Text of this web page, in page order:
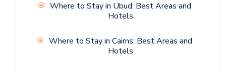
Where to Stay in Ubud: Best Areas and
Hotels
Where to Stay in Cairns: Best Areas and
Hotels